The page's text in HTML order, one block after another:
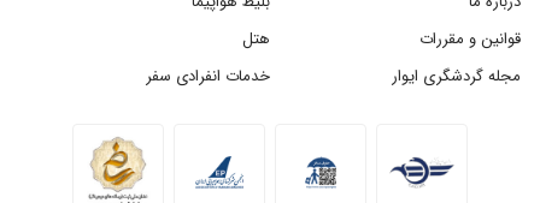
قوانین و مقررات
مجله گردشگری ایوار
هتل
خدمات انفرادی سفر